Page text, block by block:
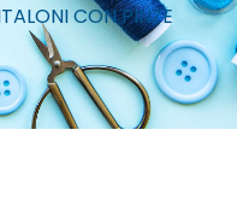
CON PINZE